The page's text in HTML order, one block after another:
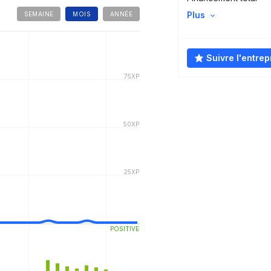
Plus
Suivre
SEMAINE MOIS ANNÉE